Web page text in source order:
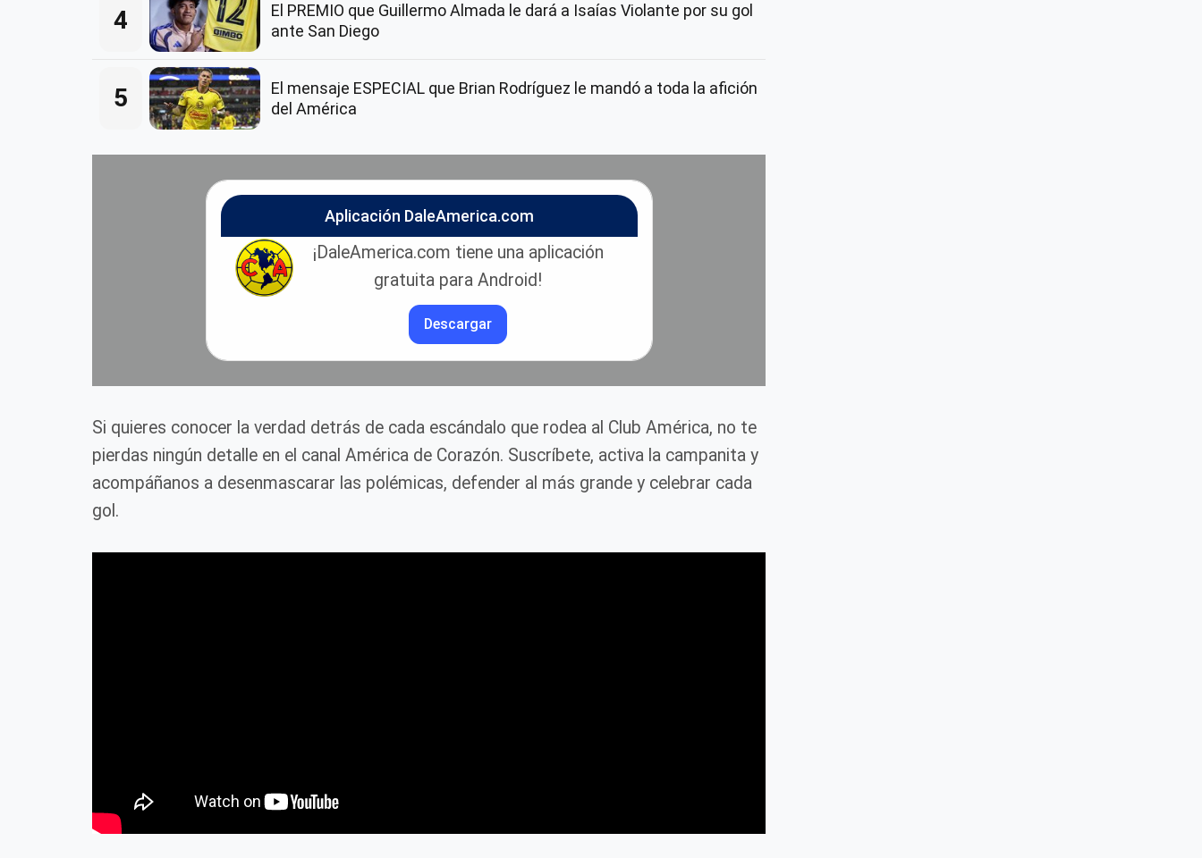
4
El PREMIO que Guillermo Almada le dará a Isaías Violante por su gol
ante San Diego
5
El mensaje ESPECIAL que Brian Rodríguez le mandó a toda la afición
del América
Aplicación DaleAmerica.com
¡DaleAmerica.com tiene una aplicación
gratuita para Android!
Descargar
Si quieres conocer la verdad detrás de cada escándalo que rodea al Club América, no te
pierdas ningún detalle en el canal América de Corazón. Suscríbete, activa la campanita y
acompáñanos a desenmascarar las polémicas, defender al más grande y celebrar cada
gol.